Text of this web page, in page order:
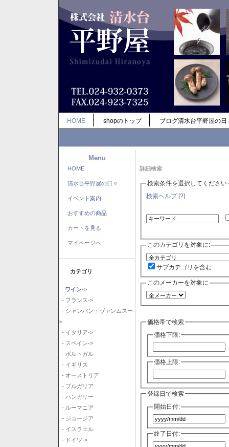
HOME shopのトップ ブログ清水台平野屋の日
Menu
HOME
清水台平野屋の日々
イベント案内
おすすめの商品
カートを見る
マイページへ
カテゴリ
ワイン->
- フランス->
- シャンパン・ヴァンムスー-
>
- イタリア->
- スペイン->
- ポルトガル
- イギリス
- オーストリア
- ブルガリア
- ハンガリー
- ルーマニア
- ジョージア
- イスラエル
- ドイツ->
詳細検索
検索条件を選択してください
検索ヘルプ [?]
このカテゴリを対象に:
サブカテゴリを含む
このメーカーを対象に
価格帯で検索
価格下限:
価格上限:
登録日で検索
開始日付:
終了日付: